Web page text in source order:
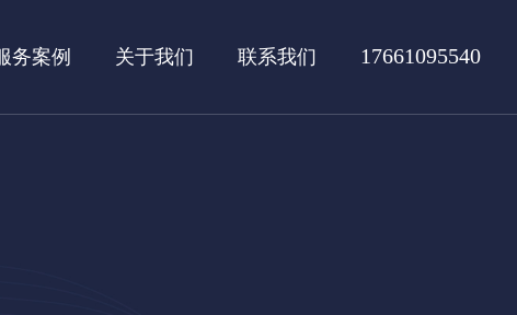
务案例 关于我们 联系我们 17661095540